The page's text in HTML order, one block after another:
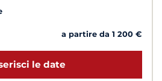
a partire da 1 200 €
le date